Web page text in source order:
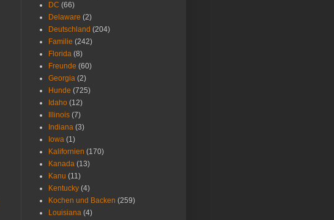
DC (66)
Delaware (2)
Deutschland (204)
Familie (242)
Florida (8)
Freunde (60)
Georgia (2)
Hunde (725)
Idaho (12)
Illinois (7)
Indiana (3)
Iowa (1)
Kalifornien (170)
Kanada (13)
Kanu (11)
Kentucky (4)
Kochen und Backen (259)
Louisiana (4)